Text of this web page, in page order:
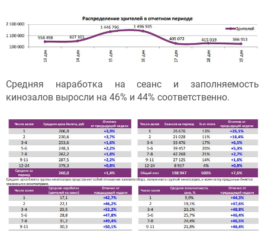
Средняя наработка на сеанс и заполняемость
кинозалов выросли на 46% и 44% соответственно.